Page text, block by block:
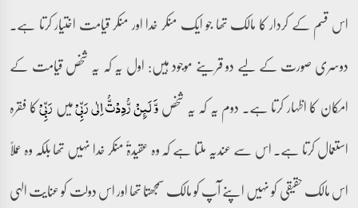
اس قسم کے کردار کا مالک تھا جو ایک منکر خدا اور منکر قیامت اختیار کرتا ہے۔
دوسری صورت کے لیے دو قرینے موجود ہیں: اول یہ کہ یہ شخص قیامت کے
امکان کا اظہار کرتا ہے۔ دوم یہ کہ یہ شخصوَّ لَئِنۡ رُّدِدۡتُّ اِلٰی رَبِّیۡمیںرَبِّیۡکا فقرہ
استعمال کرتا ہے۔ اس سے عندیہ ملتا ہے کہ وہ عقیدۃً منکر خدا نہیں تھا بلکہ وہ عملًا
اس مالک حقیقی کو نہیں اپنے آپ کو مالک سمجھتا تھا اور اس دولت کو عنایت الہی